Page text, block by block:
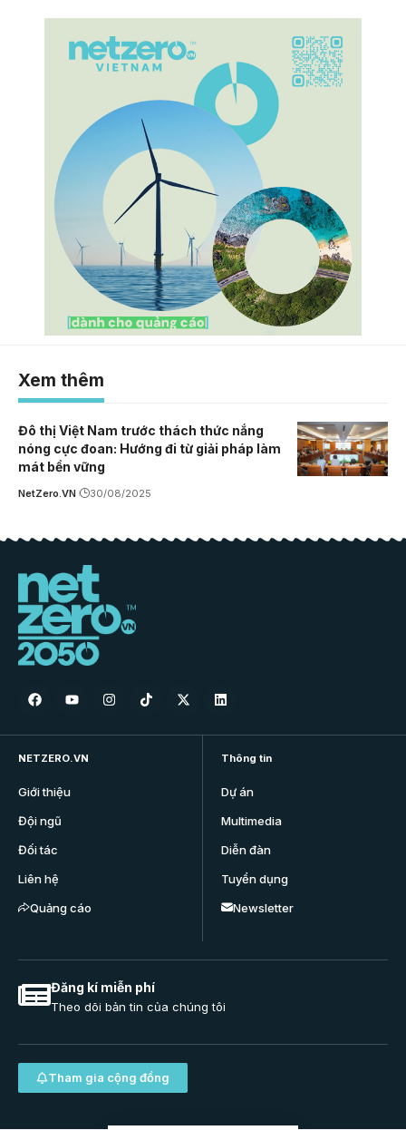
Xem thêm
Đô thị Việt Nam trước thách thức nắng
nóng cực đoan: Hướng đi từ giải pháp làm
mát bền vững
NetZero.VN 30/08/2025
NETZERO.VN
Giới thiệu
Đội ngũ
Đối tác
Liên hệ
Quảng cáo
Thông tin
Dự án
Multimedia
Diễn đàn
Tuyển dụng
Newsletter
Đăng kí miễn phí
Theo dõi bản tin của chúng tôi
Tham gia cộng đồng